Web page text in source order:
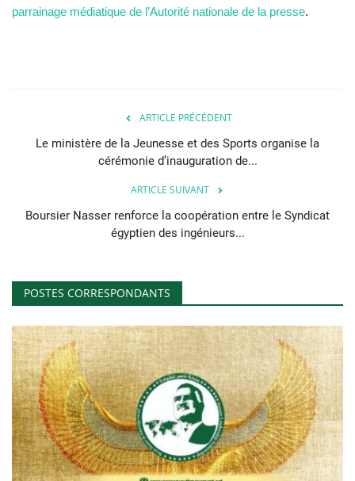
parrainage médiatique de l’Autorité nationale de la presse.
ARTICLE PRÉCÉDENT
Le ministère de la Jeunesse et des Sports organise la
cérémonie d’inauguration de...
ARTICLE SUIVANT
Boursier Nasser renforce la coopération entre le Syndicat
égyptien des ingénieurs...
POSTES CORRESPONDANTS